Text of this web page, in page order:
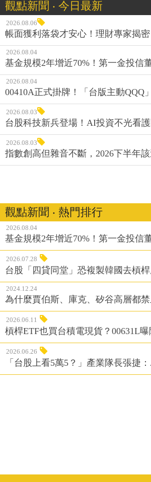
觀點新聞 ‧ 今日最新
2026.08.06
帳面獲利落袋才安心！理財專家揭
2026.08.04
基金規模2年增近70%！第一金投信
2026.08.04
00410A正式掛牌！「台版主動
2026.08.03
台股科技新兵登場！AI投資不光看
2026.08.03
指數創高但雜音不斷，2026下半年
觀點新聞 ‧ 熱門排行
2026.08.04
基金規模2年增近70%！第一金投信
2026.07.28
台股「四貸同堂」恐複製韓國去槓
2024.12.24
為什麼賈伯斯、庫克、矽谷高層都
2026.06.11
槓桿ETF也買台積電現貨？00631L
2026.06.26
「台股上看5萬5？」產業隊長張捷